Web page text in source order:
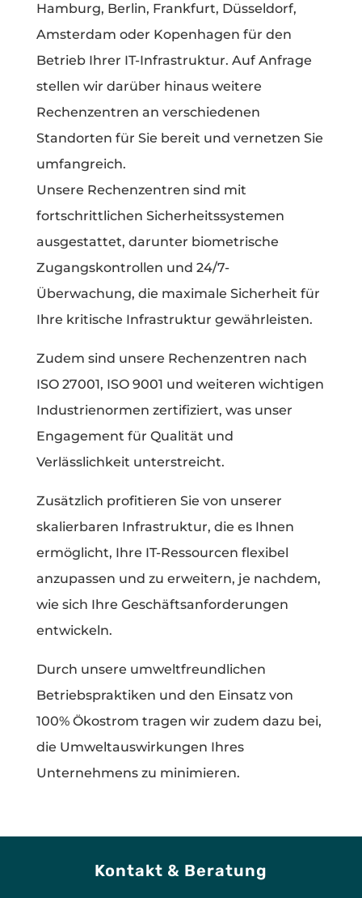
Hamburg, Berlin, Frankfurt, Düsseldorf,
Amsterdam oder Kopenhagen für den
Betrieb Ihrer IT-Infrastruktur. Auf Anfrage
stellen wir darüber hinaus weitere
Rechenzentren an verschiedenen
Standorten für Sie bereit und vernetzen Sie
umfangreich.
Unsere Rechenzentren sind mit
fortschrittlichen Sicherheitssystemen
ausgestattet, darunter biometrische
Zugangskontrollen und 24/7-
Überwachung, die maximale Sicherheit für
Ihre kritische Infrastruktur gewährleisten.
Zudem sind unsere Rechenzentren nach
ISO 27001, ISO 9001 und weiteren wichtigen
Industrienormen zertifiziert, was unser
Engagement für Qualität und
Verlässlichkeit unterstreicht.
Zusätzlich profitieren Sie von unserer
skalierbaren Infrastruktur, die es Ihnen
ermöglicht, Ihre IT-Ressourcen flexibel
anzupassen und zu erweitern, je nachdem,
wie sich Ihre Geschäftsanforderungen
entwickeln.
Durch unsere umweltfreundlichen
Betriebspraktiken und den Einsatz von
100% Ökostrom tragen wir zudem dazu bei,
die Umweltauswirkungen Ihres
Unternehmens zu minimieren.
Kontakt & Beratung